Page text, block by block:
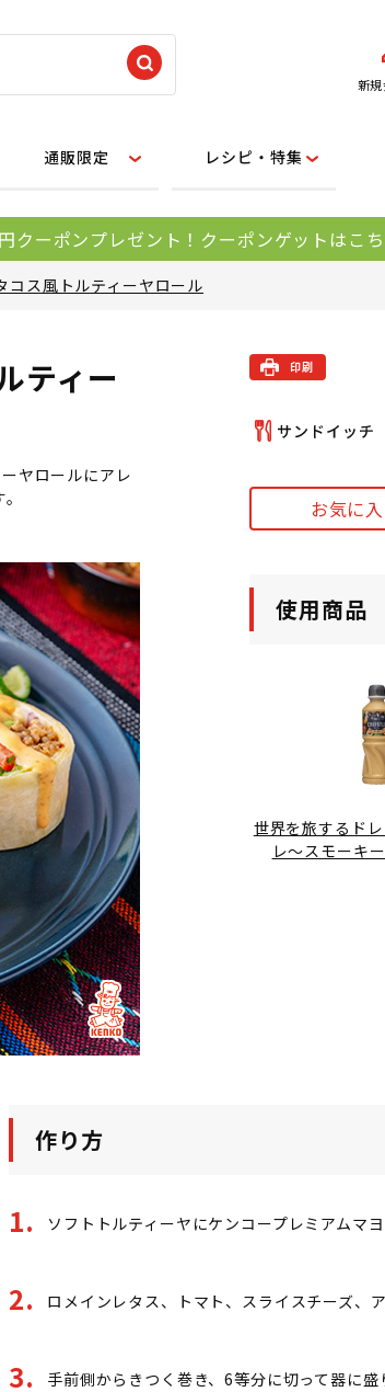
新
通販限定 レシピ・特集
クーポンプレゼント！クーポンゲットはこ
コス風トルティーヤロール
ティー
ヤロールにアレ
お気に
使用商品
世界を旅するド
レ～スモーキ
作り方
ソフトトルティーヤにケンコープレミアムマ
ロメインレタス、トマト、スライスチーズ、
手前側からきつく巻き、6等分に切って器に盛